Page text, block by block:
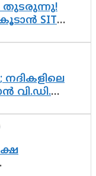
തുടരുന്നു!
SIT
നദികളിലെ
വി.ഡി.